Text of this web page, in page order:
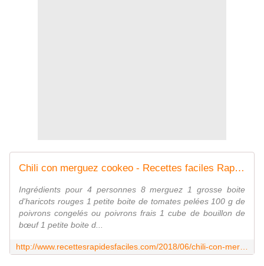
Chili con merguez cookeo - Recettes faciles Rapides au Cookeo et autres robots ou sans
Ingrédients pour 4 personnes 8 merguez 1 grosse boite
d'haricots rouges 1 petite boite de tomates pelées 100 g de
poivrons congelés ou poivrons frais 1 cube de bouillon de
bœuf 1 petite boite d...